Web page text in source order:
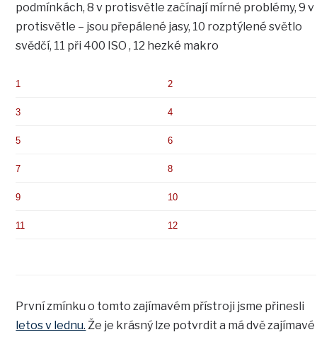
podmínkách, 8 v protisvětle začínají mírné problémy, 9 v
protisvětle – jsou přepálené jasy, 10 rozptýlené světlo
svědčí, 11 při 400 ISO , 12 hezké makro
1 2
3 4
5 6
7 8
9 10
11 12
První zmínku o tomto zajímavém přístroji jsme přinesli
letos v lednu. Že je krásný lze potvrdit a má dvě zajímavé